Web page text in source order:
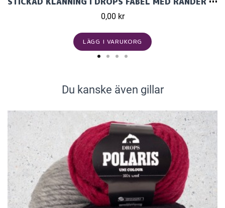
0,00 kr
LÄGG I VARUKORG
Du kanske även gillar